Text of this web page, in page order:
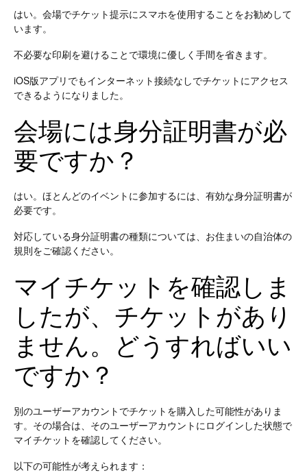
はい。会場でチケット提示にスマホを使用することをお勧めして
います。
不必要な印刷を避けることで環境に優しく手間を省きます。
iOS版アプリでもインターネット接続なしでチケットにアクセス
できるようになりました。
会場には身分証明書が必
要ですか？
はい。ほとんどのイベントに参加するには、有効な身分証明書が
必要です。
対応している身分証明書の種類については、お住まいの自治体の
規則をご確認ください。
マイチケットを確認しま
したが、チケットがあり
ません。どうすればいい
ですか？
別のユーザーアカウントでチケットを購入した可能性がありま
す。その場合は、そのユーザーアカウントにログインした状態で
マイチケットを確認してください。
以下の可能性が考えられます：